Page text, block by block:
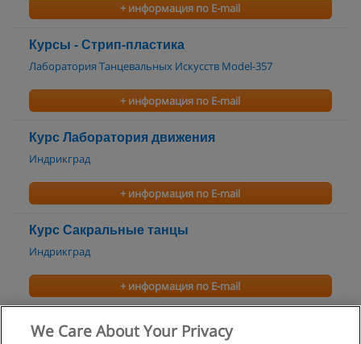
+ информация по E-mail
Курсы - Стрип-пластика
Лаборатория Танцевальных Искусств Model-357
+ информация по E-mail
Курс Лаборатория движения
Индрикград
+ информация по E-mail
Курс Сакральные танцы
Индрикград
+ информация по E-mail
Курс Танго
We Care About Your Privacy